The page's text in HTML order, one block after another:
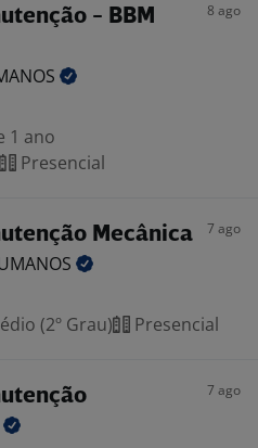
- BBM
8 ago
1 ano
Presencial
Mecânica 7 ago
(2º Grau) Presencial
7 ago